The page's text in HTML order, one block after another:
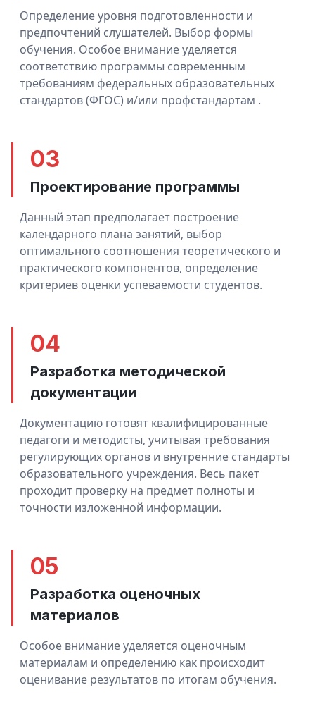
Определение уровня подготовленности и
предпочтений слушателей. Выбор формы
обучения. Особое внимание уделяется
соответствию программы современным
требованиям федеральных образовательных
стандартов (ФГОС) и/или профстандартам .
03
Проектирование программы
Данный этап предполагает построение
календарного плана занятий, выбор
оптимального соотношения теоретического и
практического компонентов, определение
критериев оценки успеваемости студентов.
04
Разработка методической
документации
Документацию готовят квалифицированные
педагоги и методисты, учитывая требования
регулирующих органов и внутренние стандарты
образовательного учреждения. Весь пакет
проходит проверку на предмет полноты и
точности изложенной информации.
05
Разработка оценочных
материалов
Особое внимание уделяется оценочным
материалам и определению как происходит
оценивание результатов по итогам обучения.